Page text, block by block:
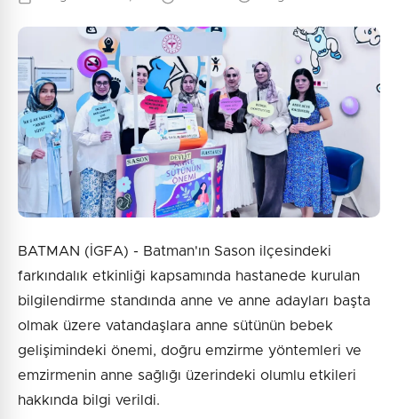
BATMAN (İGFA) - Batman'ın Sason ilçesindeki
farkındalık etkinliği kapsamında hastanede kurulan
bilgilendirme standında anne ve anne adayları başta
olmak üzere vatandaşlara anne sütünün bebek
gelişimindeki önemi, doğru emzirme yöntemleri ve
emzirmenin anne sağlığı üzerindeki olumlu etkileri
hakkında bilgi verildi.